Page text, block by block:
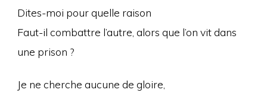
Dites-moi pour quelle raison
Faut-il combattre l’autre, alors que l’on vit dans
une prison ?
Je ne cherche aucune de gloire,